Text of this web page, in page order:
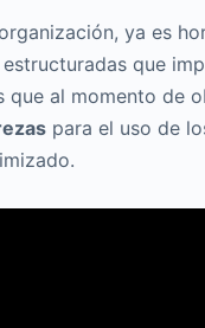
ya es
que
que al momento de
para el uso de